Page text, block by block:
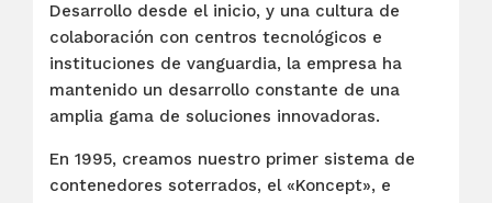
Desarrollo desde el inicio, y una cultura de
colaboración con centros tecnológicos e
instituciones de vanguardia, la empresa ha
mantenido un desarrollo constante de una
amplia gama de soluciones innovadoras.
En 1995, creamos nuestro primer sistema de
contenedores soterrados, el «Koncept», e